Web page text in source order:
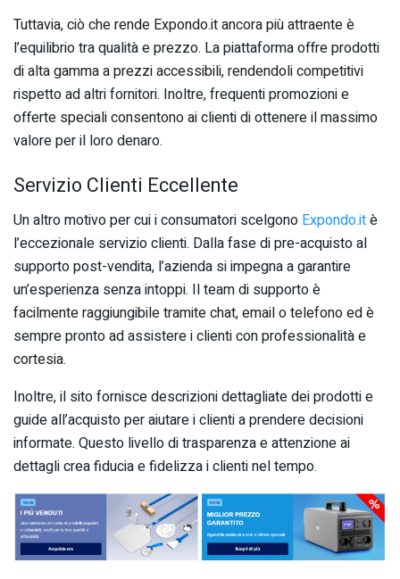
Tuttavia, ciò che rende Expondo.it ancora più attraente è
l’equilibrio tra qualità e prezzo. La piattaforma offre prodotti
di alta gamma a prezzi accessibili, rendendoli competitivi
rispetto ad altri fornitori. Inoltre, frequenti promozioni e
offerte speciali consentono ai clienti di ottenere il massimo
valore per il loro denaro.
Servizio Clienti Eccellente
Un altro motivo per cui i consumatori scelgono Expondo.itè
l’eccezionale servizio clienti. Dalla fase di pre-acquisto al
supporto post-vendita, l’azienda si impegna a garantire
un’esperienza senza intoppi. Il team di supporto è
facilmente raggiungibile tramite chat, email o telefono ed è
sempre pronto ad assistere i clienti con professionalità e
cortesia.
Inoltre, il sito fornisce descrizioni dettagliate dei prodotti e
guide all’acquisto per aiutare i clienti a prendere decisioni
informate. Questo livello di trasparenza e attenzione ai
dettagli crea fiducia e fidelizza i clienti nel tempo.